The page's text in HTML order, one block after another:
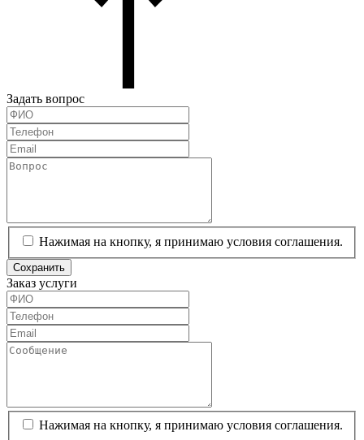
Задать вопрос
Нажимая на кнопку, я принимаю условия соглашения.
Сохранить
Заказ услуги
Нажимая на кнопку, я принимаю условия соглашения.